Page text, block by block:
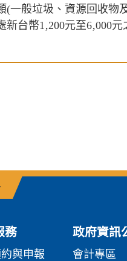
一般垃圾、資源回收物
台幣1‚200元至6‚000
務
與申報
政府資訊
會計專區